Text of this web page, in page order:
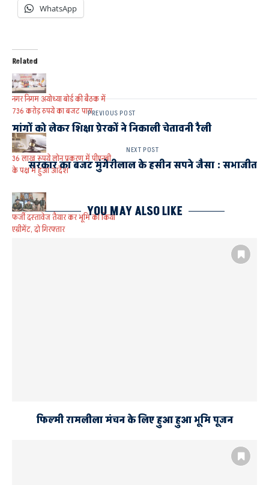
WhatsApp
Related
नगर निगम अयोध्या बोर्ड की बैठक में
736 करोड़ रुपये का बजट पास
36 लाख रूपये लोन प्रकरण में पीएनबी
के पक्ष में हुआ आदेश
फर्जी दस्तावेज तैयार कर भूमि का किया
एग्रीमेंट, दो गिरफ्तार
PREVIOUS POST
मांगों को लेकर शिक्षा प्रेरकों ने निकाली चेतावनी रैली
NEXT POST
सरकार का बजट मुंगेरीलाल के हसीन सपने जैसा : सभाजीत
YOU MAY ALSO LIKE
फिल्मी रामलीला मंचन के लिए हुआ हुआ भूमि पूजन